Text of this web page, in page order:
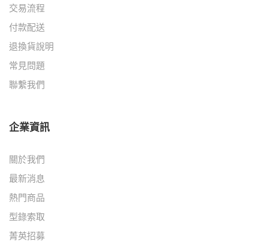
交易流程
付款配送
退換貨說明
常見問題
聯繫我們
企業資訊
關於我們
最新消息
熱門商品
型錄索取
菁英招募